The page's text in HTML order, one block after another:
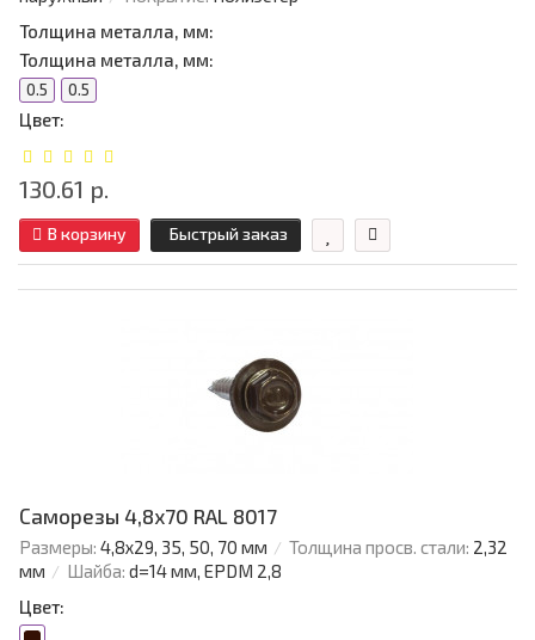
Толщина металла, мм:
Толщина металла, мм:
0.5 0.5
Цвет:
130.61 р.
В корзину Быстрый заказ
Саморезы 4,8х70 RAL 8017
Размеры: 4,8х29, 35, 50, 70 мм Толщина просв. стали: 2,32
мм
Шайба: d=14 мм, EPDM 2,8
Цвет: